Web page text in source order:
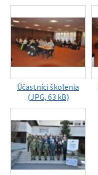
Účastníci školenia
(JPG, 63 kB)